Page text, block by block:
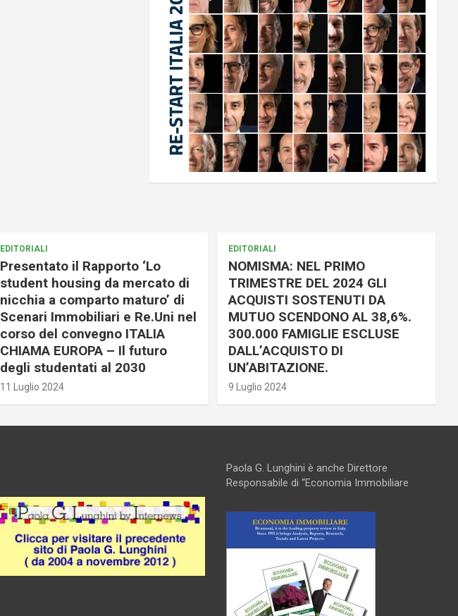
EDITORIALI
Presentato il Rapporto ‘Lo
student housing da mercato di
nicchia a comparto maturo’ di
Scenari Immobiliari e Re.Uni nel
corso del convegno ITALIA
CHIAMA EUROPA – Il futuro
degli studentati al 2030
11 Luglio 2024
EDITORIALI
NOMISMA: NEL PRIMO
TRIMESTRE DEL 2024 GLI
ACQUISTI SOSTENUTI DA
MUTUO SCENDONO AL 38,6%.
300.000 FAMIGLIE ESCLUSE
DALL’ACQUISTO DI
UN’ABITAZIONE.
9 Luglio 2024
Paola G. Lunghini è anche Direttore
Responsabile di “Economia Immobiliare